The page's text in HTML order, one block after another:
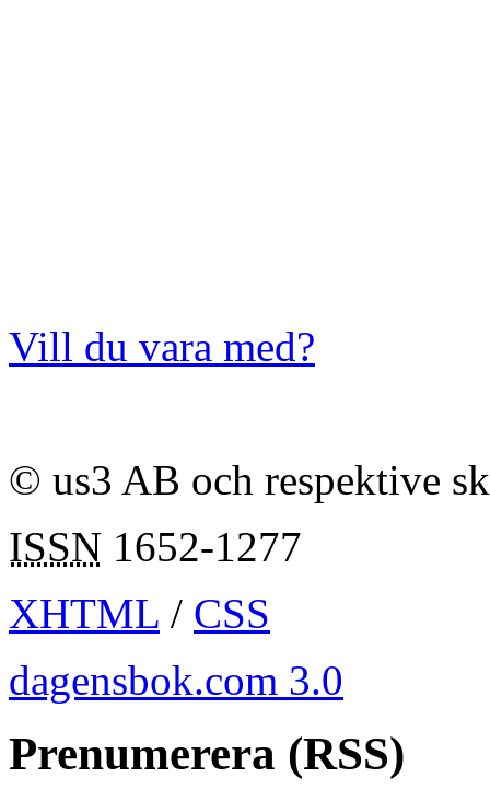
Vill du vara med?
© us3 AB och respektive
ISSN 1652-1277
XHTML / CSS
dagensbok.com 3.0
Prenumerera (RSS)